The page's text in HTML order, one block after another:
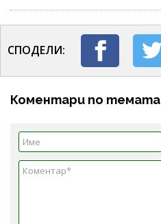
СПОДЕЛИ:
Коментари по темата